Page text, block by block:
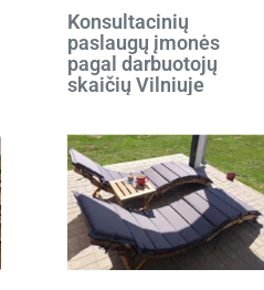
Konsultacinių
paslaugų įmonės
pagal darbuotojų
skaičių Vilniuje